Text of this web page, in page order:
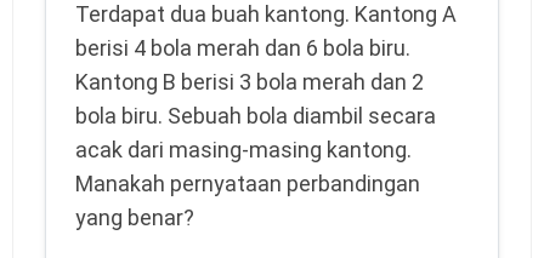
Terdapat dua buah kantong. Kantong A
berisi 4 bola merah dan 6 bola biru.
Kantong B berisi 3 bola merah dan 2
bola biru. Sebuah bola diambil secara
acak dari masing-masing kantong.
Manakah pernyataan perbandingan
yang benar?